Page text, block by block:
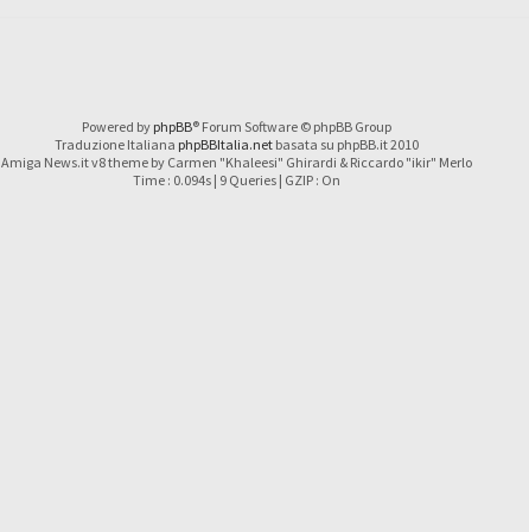
Powered by phpBB® Forum Software © phpBB Group
Traduzione Italiana phpBBItalia.netbasata su phpBB.it 2010
Amiga News.it v8 theme by Carmen "Khaleesi" Ghirardi & Riccardo "ikir" Merlo
Time : 0.094s | 9 Queries | GZIP : On